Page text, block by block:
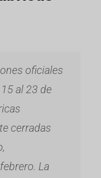
oficiales
al 23 de
cerradas
La